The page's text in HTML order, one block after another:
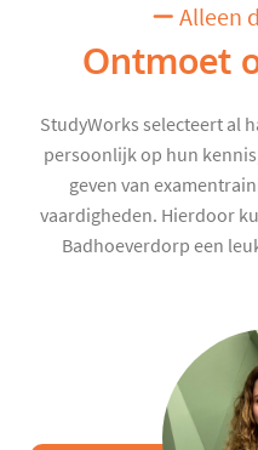
Alleen
Ontmoet
StudyWorks selecteert al
persoonlijk op hun
geven van
vaardigheden. Hierdoor
Badhoeverdorp een